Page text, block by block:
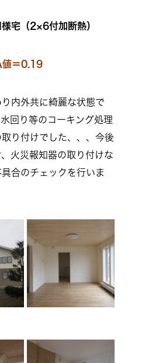
宅（2×6付加断熱）
＝0.19
内外共に綺麗な状態で
回り等のコーキング処理
り付けでした、、、今後
火災報知器の取り付けな
合のチェックを行いま